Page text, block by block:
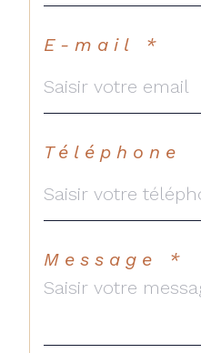
E-mail *
Téléphone
Message *